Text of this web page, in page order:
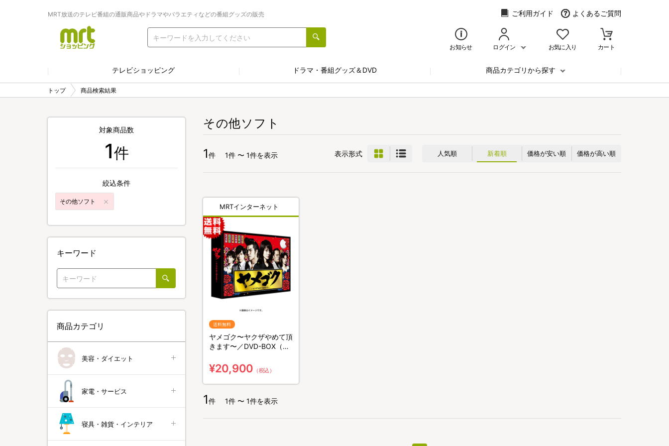
MRT放送のテレビ番組の通販商品やドラマやバラエティなどの番組グッズの販売 ご利用ガイド よくあるご質問
お知らせ ログイン お気に入り カート
テレビショッピング ドラマ・番組グッズ＆DVD 商品カテゴリから探す
トップ 商品検索結果
その他ソフト
1件 1件 〜 1件を表示 表示形式 人気順 新着順 価格が安い順 価格が高い順
MRTインターネット
送料無料
ヤメゴク〜ヤクザやめて頂
きます〜／DVD-BOX（送
¥20,900 （税込）
1件 1件 〜 1件を表示
対象商品数
1件
絞込条件
その他ソフト
キーワード
商品カテゴリ
美容・ダイエット
家電・サービス
寝具・雑貨・インテリア